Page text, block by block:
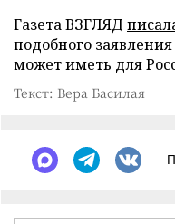
Газета ВЗГЛЯД
подобного
может иметь для
Текст: Вера Басилая